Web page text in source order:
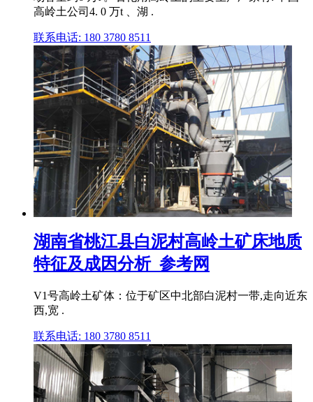
高岭土公司4. 0 万t 、湖 .
联系电话: 180 3780 8511
湖南省桃江县白泥村高岭土矿床地质
特征及成因分析_参考网
V1号高岭土矿体：位于矿区中北部白泥村一带,走向近东
西,宽 .
联系电话: 180 3780 8511